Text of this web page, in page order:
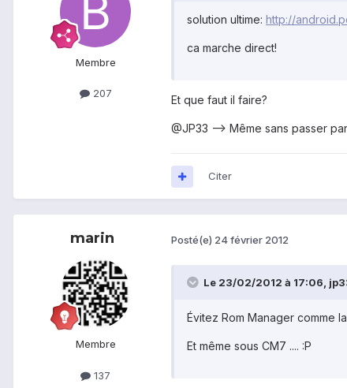
Membre
207
solution ultime: http://
ca marche direct!
Et que faut il faire?
@JP33 --> Même sans passer
Citer
marin
Membre
137
Posté(e) 24 février 2012
Le 23/02/2012 à 17:06,
Évitez Rom Manager comme
Et même sous CM7 .... :P